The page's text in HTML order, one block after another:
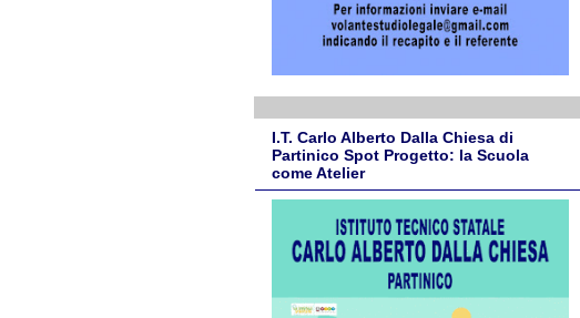
I.T. Carlo Alberto Dalla Chiesa di
Partinico Spot Progetto: la Scuola
come Atelier